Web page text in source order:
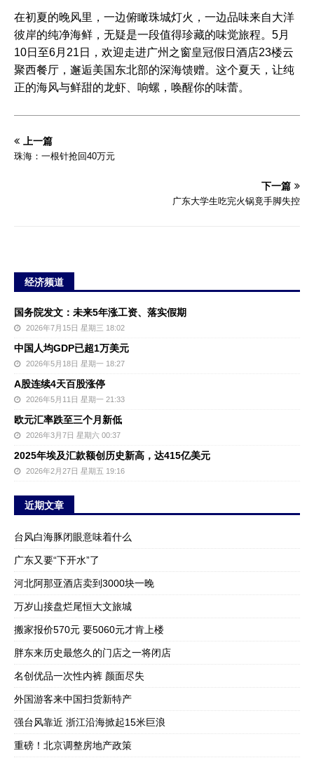
在初夏的晚风里，一边俯瞰珠城灯火，一边品味来自大洋
彼岸的纯净海鲜，无疑是一段值得珍藏的味觉旅程。5月
10日至6月21日，欢迎走进广州之窗皇冠假日酒店23楼云
聚西餐厅，邂逅美国东北部的深海馈赠。这个夏天，让纯
正的海风与鲜甜的龙虾、响螺，唤醒你的味蕾。
上一篇
珠海：一根针抢回40万元
下一篇
广东大学生吃完火锅竟手脚失控
经济频道
国务院发文：未来5年涨工资、落实假期
2026年7月15日 星期三 18:02
中国人均GDP已超1万美元
2026年5月18日 星期一 18:27
A股连续4天百股涨停
2026年5月11日 星期一 21:33
欧元汇率跌至三个月新低
2026年3月7日 星期六 00:37
2025年埃及汇款额创历史新高，达415亿美元
2026年2月27日 星期五 19:16
近期文章
台风白海豚闭眼意味着什么
广东又要“下开水”了
河北阿那亚酒店卖到3000块一晚
万岁山接盘烂尾恒大文旅城
搬家报价570元 要5060元才肯上楼
胖东来历史最悠久的门店之一将闭店
名创优品一次性内裤 颜面尽失
外国游客来中国扫货新特产
强台风靠近 浙江沿海掀起15米巨浪
重磅！北京调整房地产政策